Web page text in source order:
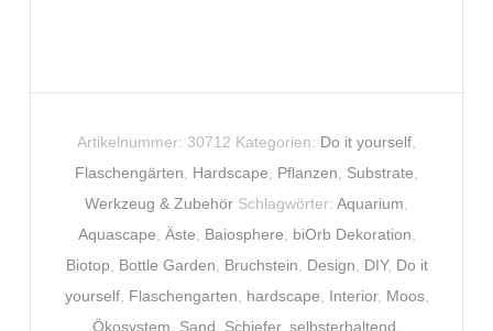
Artikelnummer: 30712 Kategorien: Do it yourself,
Flaschengärten, Hardscape, Pflanzen, Substrate,
Werkzeug & Zubehör Schlagwörter: Aquarium,
Aquascape, Äste, Baiosphere, biOrb Dekoration,
Biotop, Bottle Garden, Bruchstein, Design, DIY, Do it
yourself, Flaschengarten, hardscape, Interior, Moos,
Ökosystem, Sand, Schiefer, selbsterhaltend,